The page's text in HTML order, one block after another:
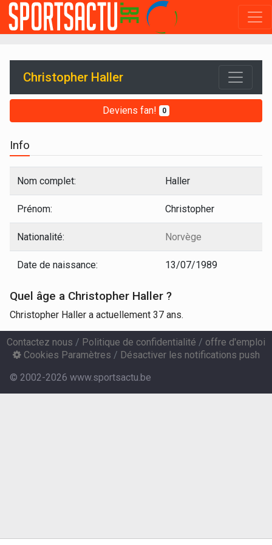
Christopher Haller
Deviens fan! 0
Info
Nom complet: Haller
Prénom: Christopher
Nationalité: Norvège
Date de naissance: 13/07/1989
Quel âge a Christopher Haller ?
Christopher Haller a actuellement 37 ans.
Contactez nous / Politique de confidentialité / offre d'emploi
Cookies Paramètres / Désactiver les notifications push
© 2002-2026 www.sportsactu.be